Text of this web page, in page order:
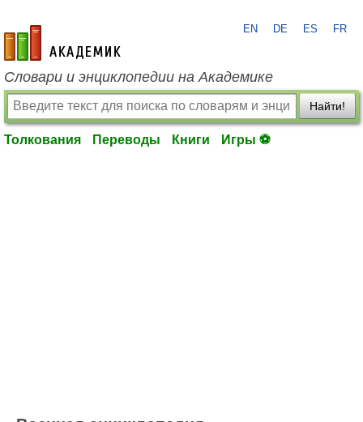
academic.ru
EN DE ES FR
Словари и энциклопедии на Академике
Найти!
Толкования Переводы Книги Игры ⚽